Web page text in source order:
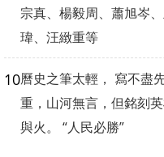
宗真、楊毅周、蕭旭岑
瑋、汪緻重等
10曆史之筆太輕， 寫不盡
重，山河無言，但銘刻
與火。 “人民必勝”